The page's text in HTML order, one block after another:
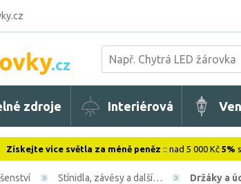
zdroje Interiérová
Získejte více světla za méně peněz :: nad 5 000 Kč 5%
Stínidla, závěsy a další… Držáky a